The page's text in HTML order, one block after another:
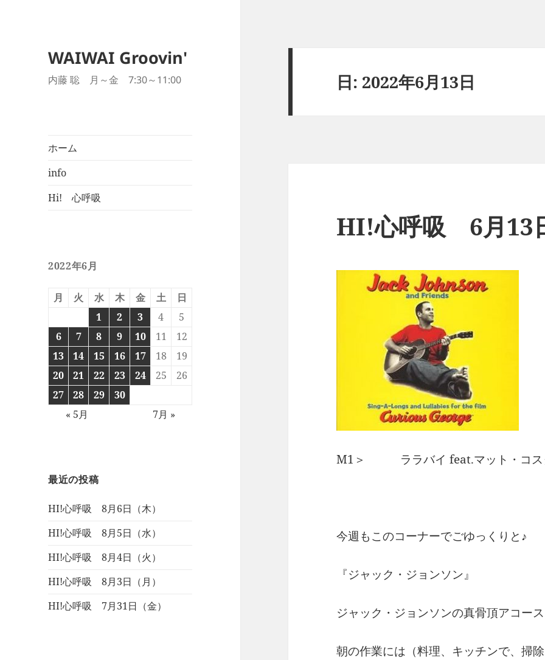
WAIWAI Groovin'
内藤 聡 月～金 7:30～11:00
ホーム
info
Hi! 心呼吸
2022年6月
月 火 水 木 金 土
日
1
2 3 4
5
6
7 8 9 10 11
12
13
14 15 16 17 18
19
20
21 22 23 24 25
26
27
28 29
30
« 5月
7月 »
最近の投稿
HI!心呼吸 8月6日（木）
HI!心呼吸 8月5日（水）
HI!心呼吸 8月4日（火）
HI!心呼吸 8月3日（月）
HI!心呼吸 7月31日（金）
日: 2022年6月13日
HI!心呼吸 6月13
M1＞ ララバイ feat.マット・コス
今週もこのコーナーでごゆっくりと♪
『ジャック・ジョンソン』
ジャック・ジョンソンの真骨頂アコー
朝の作業には（料理、キッチンで、掃